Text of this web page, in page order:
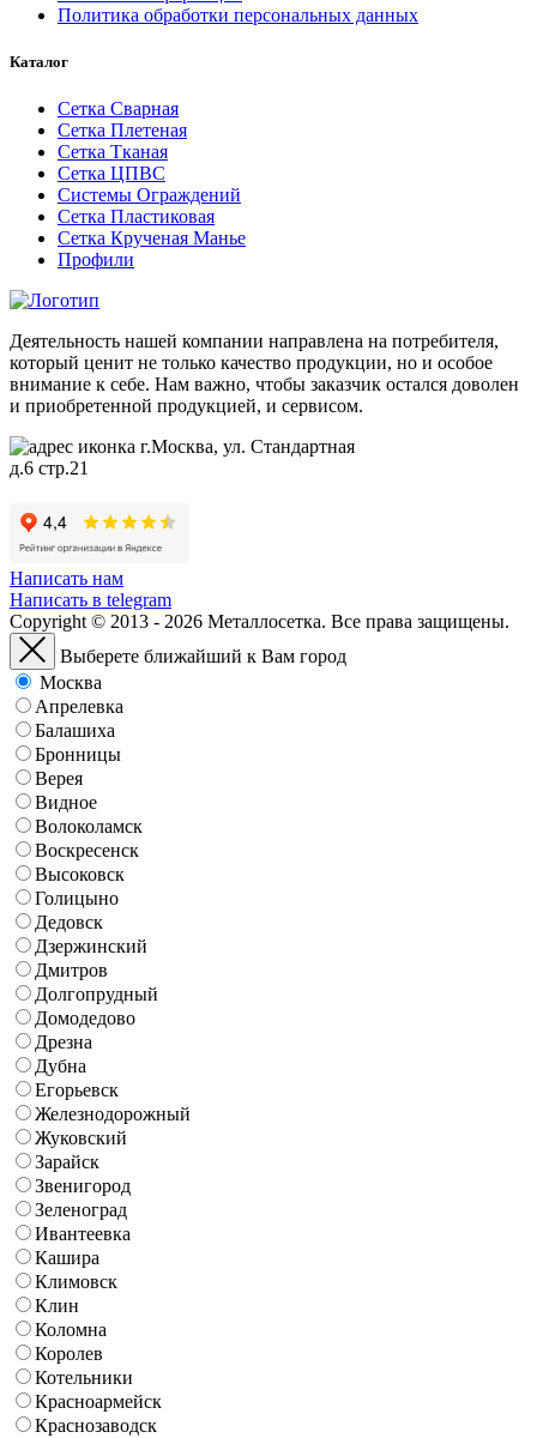
Политика обработки персональных данных
Каталог
Сетка Сварная
Сетка Плетеная
Сетка Тканая
Сетка ЦПВС
Системы Ограждений
Сетка Пластиковая
Сетка Крученая Манье
Профили
Деятельность нашей компании направлена на потребителя,
который ценит не только качество продукции, но и особое
внимание к себе. Нам важно, чтобы заказчик остался доволен
и приобретенной продукцией, и сервисом.
г.Москва, ул. Стандартная
д.6 стр.21
Написать нам
Написать в telegram
Copyright © 2013 - 2026 Металлосетка. Все права защищены.
Выберете ближайший к Вам город
Москва
Апрелевка
Балашиха
Бронницы
Верея
Видное
Волоколамск
Воскресенск
Высоковск
Голицыно
Дедовск
Дзержинский
Дмитров
Долгопрудный
Домодедово
Дрезна
Дубна
Егорьевск
Железнодорожный
Жуковский
Зарайск
Звенигород
Зеленоград
Ивантеевка
Кашира
Климовск
Клин
Коломна
Королев
Котельники
Красноармейск
Краснозаводск